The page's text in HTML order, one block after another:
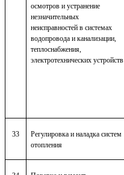
осмотров и устранение
незначительных
неисправностей в системах
водопровода и канализации,
теплоснабжения,
электротехнических устройств
33
Регулировка и наладка систем
отопления